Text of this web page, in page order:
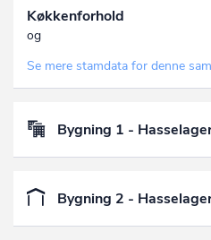
Køkkenforhold
og
Se mere stamdata for denne
Bygning 1 -
Bygning 2 -